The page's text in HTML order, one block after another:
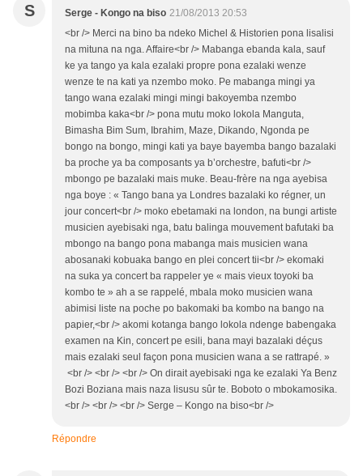
S Serge - Kongo na biso 21/08/2013 20:53
<br /> Merci na bino ba ndeko Michel & Historien pona lisalisi
na mituna na nga. Affaire<br /> Mabanga ebanda kala, sauf
ke ya tango ya kala ezalaki propre pona ezalaki wenze
wenze te na kati ya nzembo moko. Pe mabanga mingi ya
tango wana ezalaki mingi mingi bakoyemba nzembo
mobimba kaka<br /> pona mutu moko lokola Manguta,
Bimasha Bim Sum, Ibrahim, Maze, Dikando, Ngonda pe
bongo na bongo, mingi kati ya baye bayemba bango bazalaki
ba proche ya ba composants ya b’orchestre, bafuti<br />
mbongo pe bazalaki mais muke. Beau-frère na nga ayebisa
nga boye : « Tango bana ya Londres bazalaki ko régner, un
jour concert<br /> moko ebetamaki na london, na bungi artiste
musicien ayebisaki nga, batu balinga mouvement bafutaki ba
mbongo na bango pona mabanga mais musicien wana
abosanaki kobuaka bango en plei concert tii<br /> ekomaki
na suka ya concert ba rappeler ye « mais vieux toyoki ba
kombo te » ah a se rappelé, mbala moko musicien wana
abimisi liste na poche po bakomaki ba kombo na bango na
papier,<br /> akomi kotanga bango lokola ndenge babengaka
examen na Kin, concert pe esili, bana mayi bazalaki déçus
mais ezalaki seul façon pona musicien wana a se rattrapé. »
<br /> <br /> <br /> On dirait ayebisaki nga ke ezalaki Ya Benz
Bozi Boziana mais naza lisusu sûr te. Boboto o mbokamosika.
<br /> <br /> <br /> Serge – Kongo na biso<br />
Répondre